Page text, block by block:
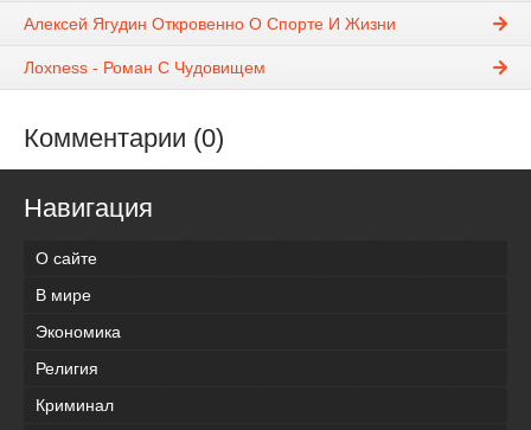
Алексей Ягудин Откровенно О Спорте И Жизни
Лохness - Роман С Чудовищем
Комментарии (0)
Навигация
О сайте
В мире
Экономика
Религия
Криминал